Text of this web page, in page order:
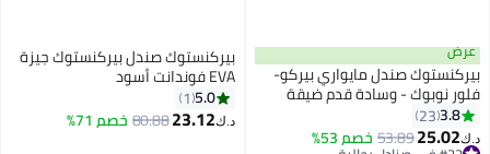
22
عرض
بيركنستوك صندل مايواري بيركو-
فلور نوبوك - وسادة قدم ضيقة
3.8
23
د.ك‏25.02
53.89خصم 53%
بيركنستوك صندل بيركنستوك جيزة
EVA فوندانت أسود
5.0
1
د.ك‏23.12
80.88خصم 71%